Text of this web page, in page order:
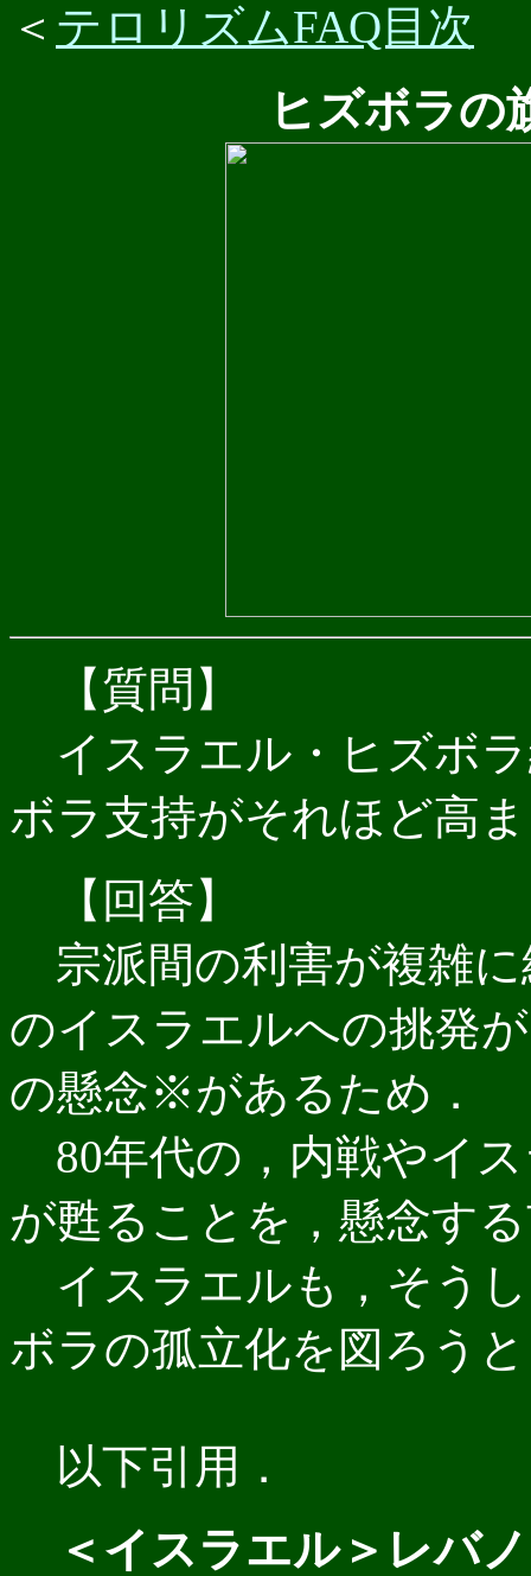
＜ テロリズムFAQ目次
ヒズボラ
【質問】
イスラエル・ヒズボ
ボラ支持がそれほど高
【回答】
宗派間の利害が複雑
のイスラエルへの挑発
の懸念※があるため．
80年代の，内戦やイ
が甦ることを，懸念す
イスラエルも，そう
ボラの孤立化を図ろう
以下引用．
＜イスラエル＞レバ